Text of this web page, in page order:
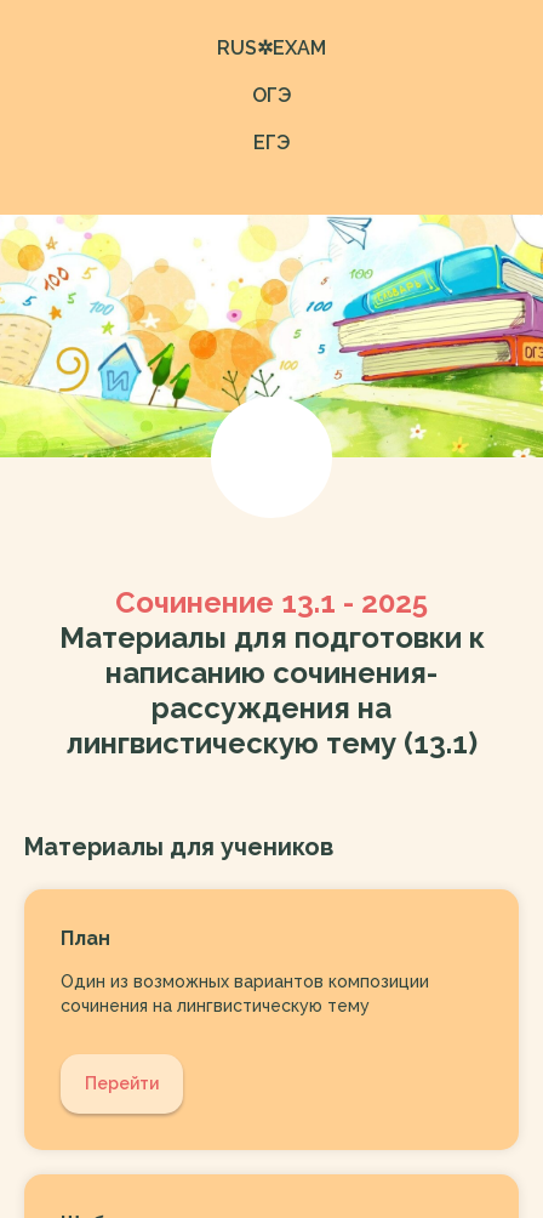
RUS✲EXAM
ОГЭ
ЕГЭ
Сочинение 13.1 - 2025
Материалы для подготовки к
написанию сочинения-
рассуждения на
лингвистическую тему (13.1)
Материалы для учеников
План
Один из возможных вариантов композиции
сочинения на лингвистическую тему
Перейти